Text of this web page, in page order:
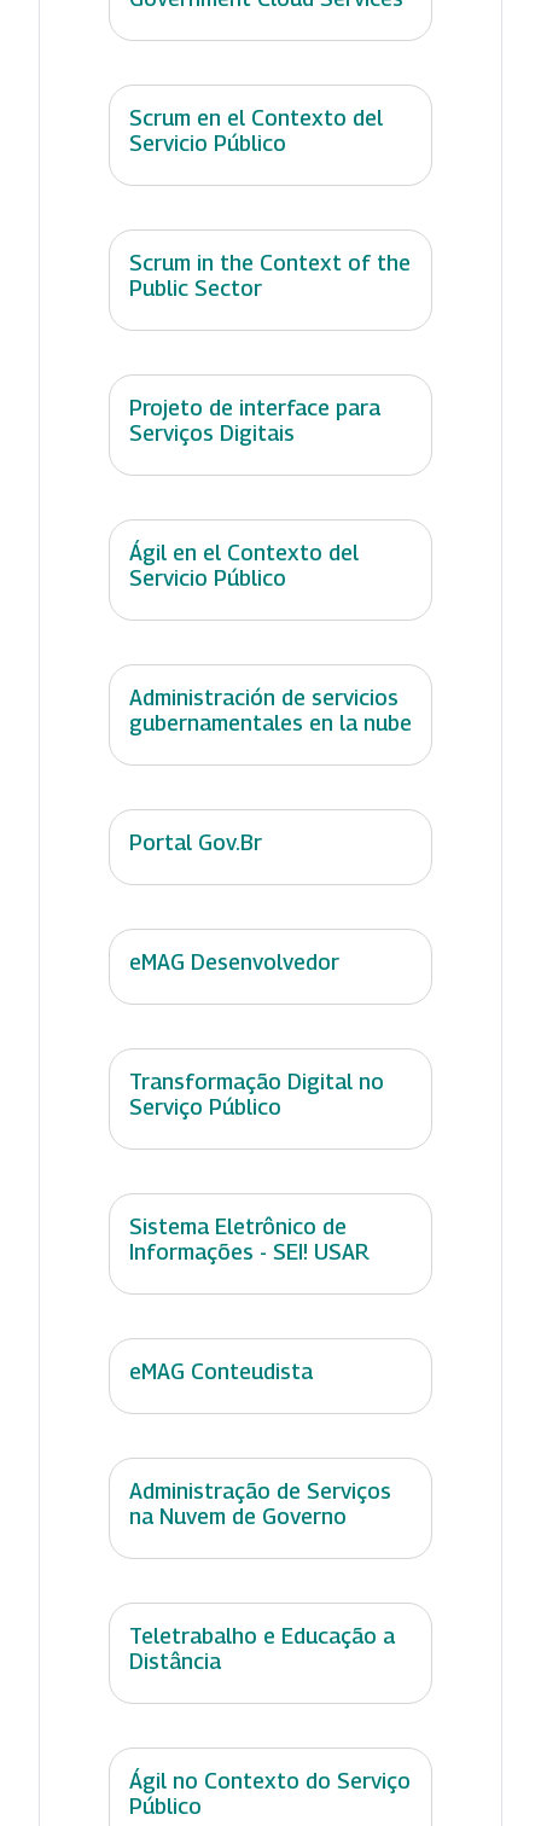
Scrum en el Contexto del
Servicio Público
Scrum in the Context of the
Public Sector
Projeto de interface para
Serviços Digitais
Ágil en el Contexto del
Servicio Público
Administración de servicios
gubernamentales en la nube
Portal Gov.Br
eMAG Desenvolvedor
Transformação Digital no
Serviço Público
Sistema Eletrônico de
Informações - SEI! USAR
eMAG Conteudista
Administração de Serviços
na Nuvem de Governo
Teletrabalho e Educação a
Distância
Ágil no Contexto do Serviço
Público